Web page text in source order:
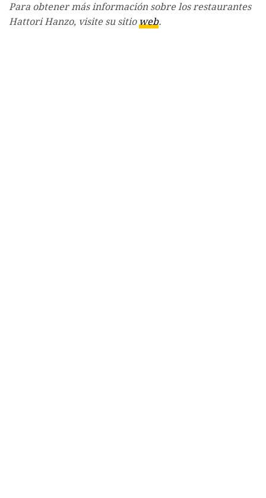
Para obtener más información sobre los restaurantes
Hattori Hanzo, visite su sitioweb.